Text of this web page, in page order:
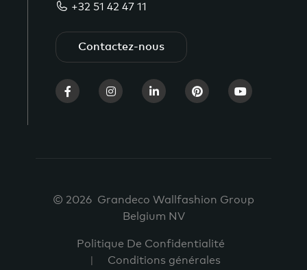
+32 51 42 47 11
Contactez-nous
© 2026 Grandeco Wallfashion Group
Belgium NV
Politique De Confidentialité
Conditions générales